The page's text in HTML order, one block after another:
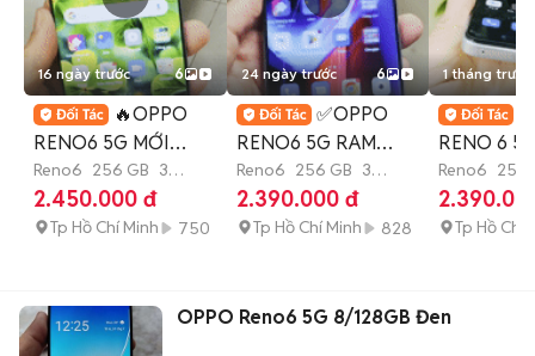
16 ngày trước 6
🔥OPPO
RENO6 5G MỚI
KENG RAM 12GB-
256GB CHỤP ĐẸP🔥
Reno6 256 GB 3
tháng
2.450.000 đ
Tp Hồ Chí Minh 750
24 ngày trước 6
✅OPPO
RENO6 5G RAM
12GB MỚI KENG
MẠNH MẼ MƯỢT
MÀ✅
Reno6 256 GB 3
tháng
2.390.000 đ
Tp Hồ Chí Minh 828
1 tháng trước
RENO 6
12GB-
ĐẸP
Reno6 256
tháng
Tp Hồ Chí
OPPO Reno6 5G 8/128GB Đen